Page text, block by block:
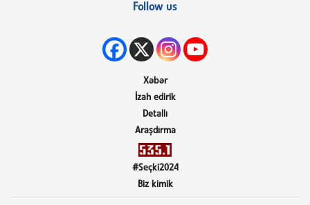
Follow us
Xəbər
İzah edirik
Detallı
Araşdırma
#Seçki2024
Biz kimik